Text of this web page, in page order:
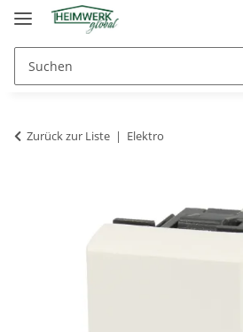
Zurück zur Liste Elektro